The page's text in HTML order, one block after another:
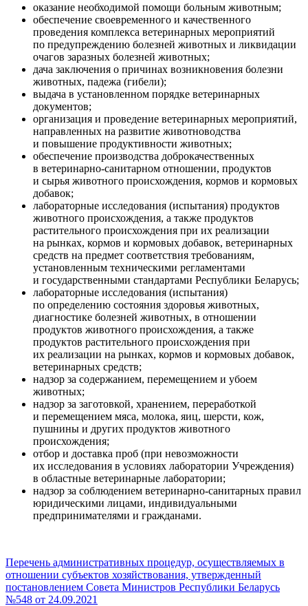
оказание необходимой помощи больным животным;
обеспечение своевременного и качественного
проведения комплекса ветеринарных мероприятий
по предупреждению болезней животных и ликвидации
очагов заразных болезней животных;
дача заключения о причинах возникновения болезни
животных, падежа (гибели);
выдача в установленном порядке ветеринарных
документов;
организация и проведение ветеринарных мероприятий,
направленных на развитие животноводства
и повышение продуктивности животных;
обеспечение производства доброкачественных
в ветеринарно-санитарном отношении, продуктов
и сырья животного происхождения, кормов и кормовых
добавок;
лабораторные исследования (испытания) продуктов
животного происхождения, а также продуктов
растительного происхождения при их реализации
на рынках, кормов и кормовых добавок, ветеринарных
средств на предмет соответствия требованиям,
установленным техническими регламентами
и государственными стандартами Республики Беларусь;
лабораторные исследования (испытания)
по определению состояния здоровья животных,
диагностике болезней животных, в отношении
продуктов животного происхождения, а также
продуктов растительного происхождения при
их реализации на рынках, кормов и кормовых добавок,
ветеринарных средств;
надзор за содержанием, перемещением и убоем
животных;
надзор за заготовкой, хранением, переработкой
и перемещением мяса, молока, яиц, шерсти, кож,
пушнины и других продуктов животного
происхождения;
отбор и доставка проб (при невозможности
их исследования в условиях лаборатории Учреждения)
в областные ветеринарные лаборатории;
надзор за соблюдением ветеринарно-санитарных правил
юридическими лицами, индивидуальными
предпринимателями и гражданами.
Перечень административных процедур, осуществляемых в
отношении субъектов хозяйствования, утвержденный
постановлением Совета Министров Республики Беларусь
№548 от 24.09.2021